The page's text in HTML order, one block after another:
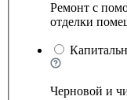
Ремонт с
отделки
Черновой и